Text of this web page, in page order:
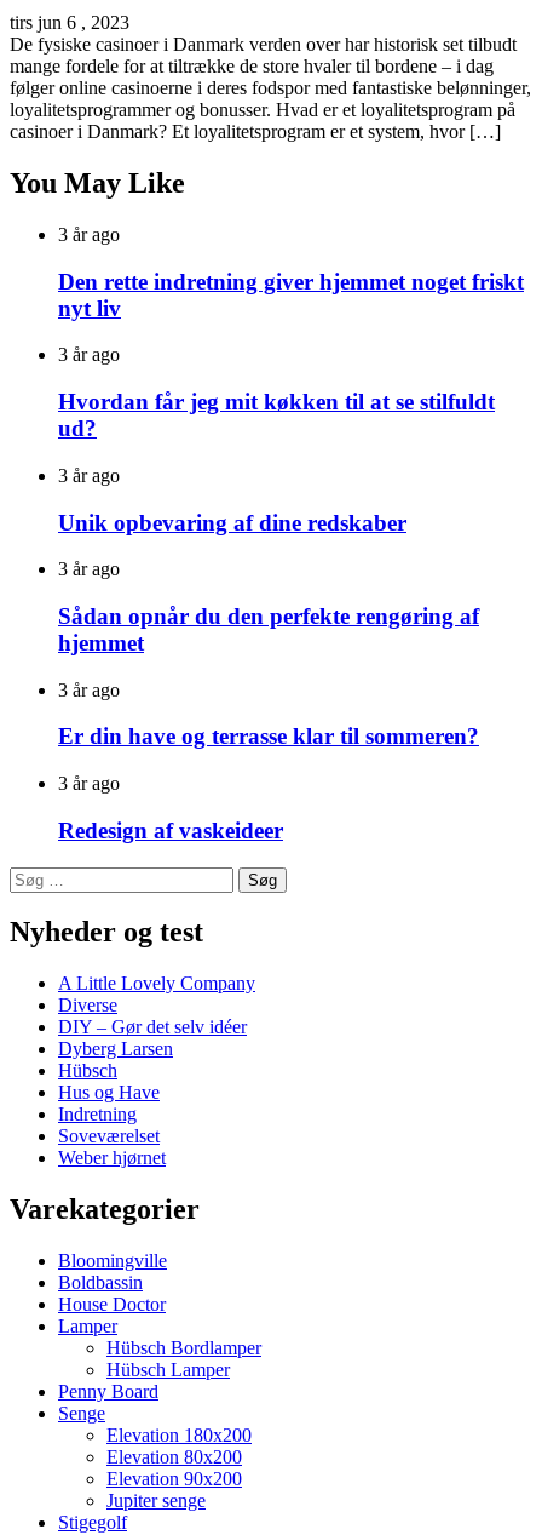
tirs jun 6 , 2023
De fysiske casinoer i Danmark verden over har historisk set tilbudt
mange fordele for at tiltrække de store hvaler til bordene – i dag
følger online casinoerne i deres fodspor med fantastiske belønninger,
loyalitetsprogrammer og bonusser. Hvad er et loyalitetsprogram på
casinoer i Danmark? Et loyalitetsprogram er et system, hvor […]
You May Like
3 år ago
Den rette indretning giver hjemmet noget friskt
nyt liv
3 år ago
Hvordan får jeg mit køkken til at se stilfuldt
ud?
3 år ago
Unik opbevaring af dine redskaber
3 år ago
Sådan opnår du den perfekte rengøring af
hjemmet
3 år ago
Er din have og terrasse klar til sommeren?
3 år ago
Redesign af vaskeideer
Søg
efter:
Nyheder og test
A Little Lovely Company
Diverse
DIY – Gør det selv idéer
Dyberg Larsen
Hübsch
Hus og Have
Indretning
Soveværelset
Weber hjørnet
Varekategorier
Bloomingville
Boldbassin
House Doctor
Lamper
Hübsch Bordlamper
Hübsch Lamper
Penny Board
Senge
Elevation 180x200
Elevation 80x200
Elevation 90x200
Jupiter senge
Stigegolf